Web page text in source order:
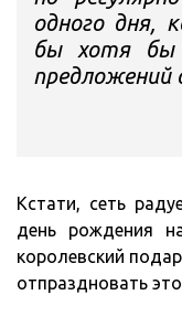
одного дня,
бы хотя бы
Кстати, сеть
день рождения
королевский
отпраздновать